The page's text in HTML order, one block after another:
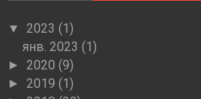
▼ 2023 (1)
янв. 2023(1)
► 2020 (9)
► 2019 (1)